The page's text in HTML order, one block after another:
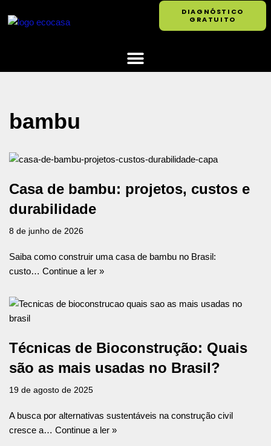
DIAGNÓSTICO
GRATUITO
bambu
Casa de bambu: projetos, custos e
durabilidade
8 de junho de 2026
Saiba como construir uma casa de bambu no Brasil:
custo… Continue a ler »
Técnicas de Bioconstrução: Quais
são as mais usadas no Brasil?
19 de agosto de 2025
A busca por alternativas sustentáveis na construção civil
cresce a… Continue a ler »